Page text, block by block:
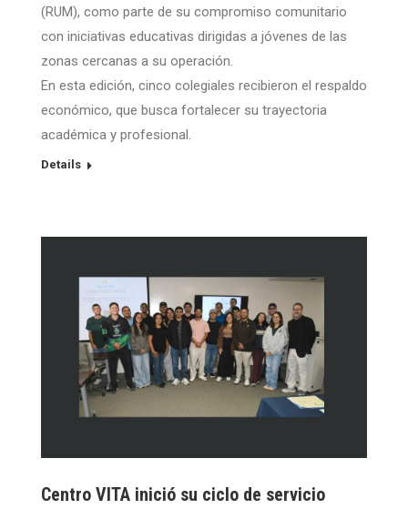
(RUM), como parte de su compromiso comunitario
con iniciativas educativas dirigidas a jóvenes de las
zonas cercanas a su operación.
En esta edición, cinco colegiales recibieron el respaldo
económico, que busca fortalecer su trayectoria
académica y profesional.
Details
Centro VITA inició su ciclo de servicio